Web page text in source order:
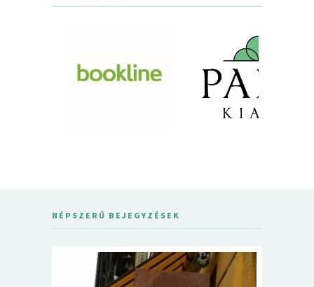
NÉPSZERŰ BEJEGYZÉSEK